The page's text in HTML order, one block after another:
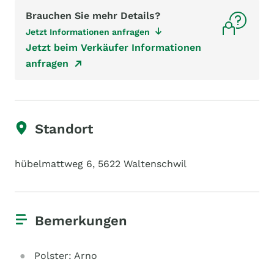
Brauchen Sie mehr Details?
Jetzt Informationen anfragen
Jetzt beim Verkäufer Informationen
anfragen
Standort
hübelmattweg 6, 5622 Waltenschwil
Bemerkungen
Polster: Arno